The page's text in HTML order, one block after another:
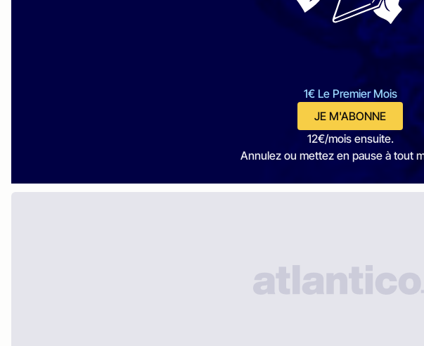
1€ Le Premier Mois
JE M'ABONNE
12€/mois ensuite.
Annulez ou mettez en pause à tout